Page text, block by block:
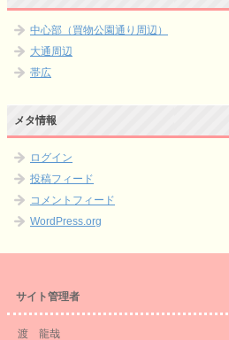
中心部（買物公園通り周辺）
大通周辺
帯広
メタ情報
ログイン
投稿フィード
コメントフィード
WordPress.org
サイト管理者
渡 龍哉